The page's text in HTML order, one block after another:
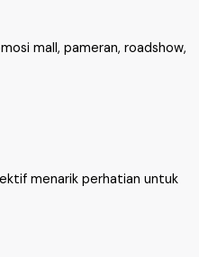
mall, pameran, roadshow,
menarik perhatian untuk